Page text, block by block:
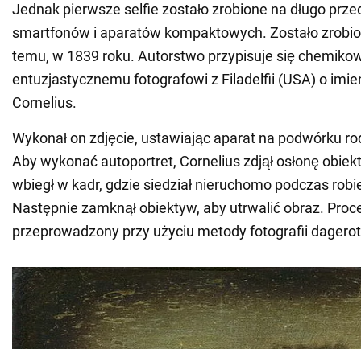
Jednak pierwsze selfie zostało zrobione na długo
smartfonów i aparatów kompaktowych. Zostało
temu, w 1839 roku. Autorstwo przypisuje się
entuzjastycznemu fotografowi z Filadelfii (USA) o
Cornelius.
Wykonał on zdjęcie, ustawiając aparat na podwórku
Aby wykonać autoportret, Cornelius zdjął osłonę
wbiegł w kadr, gdzie siedział nieruchomo podczas
Następnie zamknął obiektyw, aby utrwalić obraz.
przeprowadzony przy użyciu metody fotografii